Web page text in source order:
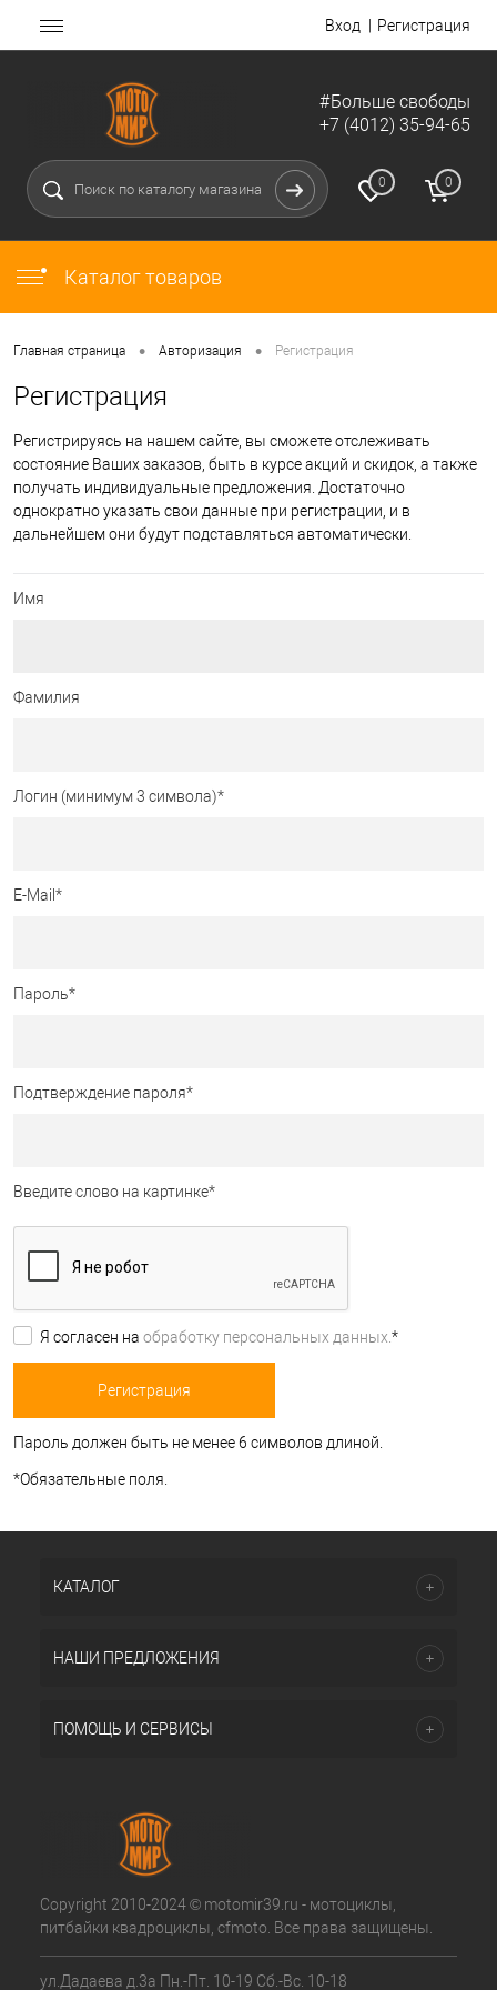
Вход Регистрация
#Больше свободы
+7 (4012) 35-94-65
0 0
Каталог товаров
Главная страница • Авторизация • Регистрация
Регистрация
Регистрируясь на нашем сайте, вы сможете отслеживать
состояние Ваших заказов, быть в курсе акций и скидок, а также
получать индивидуальные предложения. Достаточно
однократно указать свои данные при регистрации, и в
дальнейшем они будут подставляться автоматически.
Имя
Фамилия
Логин (минимум 3 символа)*
E-Mail *
Пароль*
Подтверждение пароля*
Введите слово на картинке*
Я согласен на обработку персональных данных. *
Пароль должен быть не менее 6 символов длиной.
*Обязательные поля.
КАТАЛОГ
НАШИ ПРЕДЛОЖЕНИЯ
ПОМОЩЬ И СЕРВИСЫ
Copyright 2010-2024 © motomir39.ru - мотоциклы,
питбайки квадроциклы, cfmoto. Все права защищены.
ул.Дадаева д.3а Пн.-Пт. 10-19 Сб.-Вс. 10-18